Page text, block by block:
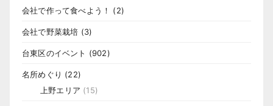
会社で作って食べよう！ (2)
会社で野菜栽培 (3)
台東区のイベント (902)
名所めぐり (22)
上野エリア (15)